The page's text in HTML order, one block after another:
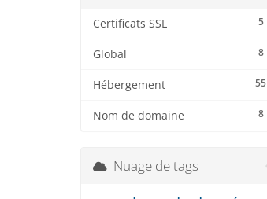
5
Certificats SSL
8
Global
55
Hébergement
8
Nom de domaine
Nuage de tags